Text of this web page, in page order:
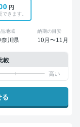
円
きます。
地域
奈川県
納期の目安
10月〜11月
較